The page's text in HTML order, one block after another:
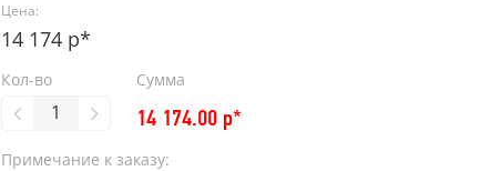
Цена:
14 174 р*
Кол-во Сумма
14 174.00р*
Примечание к заказу: